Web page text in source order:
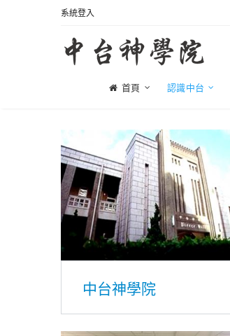
系統登入
首頁 認識中台
中台神學院